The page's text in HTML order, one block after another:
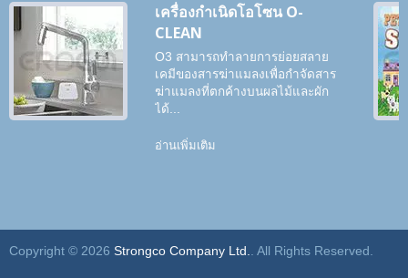
เครื่องกำเนิดโอโซน O-
CLEAN
O3 สามารถทำลายการย่อยสลาย
เคมีของสารฆ่าแมลงเพื่อกำจัดสาร
ฆ่าแมลงที่ตกค้างบนผลไม้และผัก
ได้...
อ่านเพิ่มเติม
Copyright © 2026 Strongco Company Ltd. . All Rights Reserved.